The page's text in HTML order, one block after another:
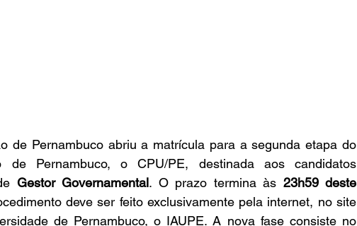
de Pernambuco abriu a matrícula para a segunda etapa do
de Pernambuco, o CPU/PE, destinada aos candidatos
Gestor Governamental. O prazo termina às 23h59 deste
deve ser feito exclusivamente pela internet, no site